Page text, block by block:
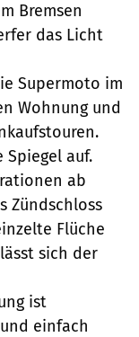
Bremsen
das Licht
Supermoto im
Wohnung und
auf.
ab
Zündschloss
Flüche
sich der
ist
einfach